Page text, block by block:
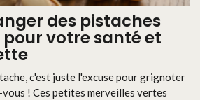
des pistaches
votre santé et
c'est juste l'excuse pour grignoter
! Ces petites merveilles vertes